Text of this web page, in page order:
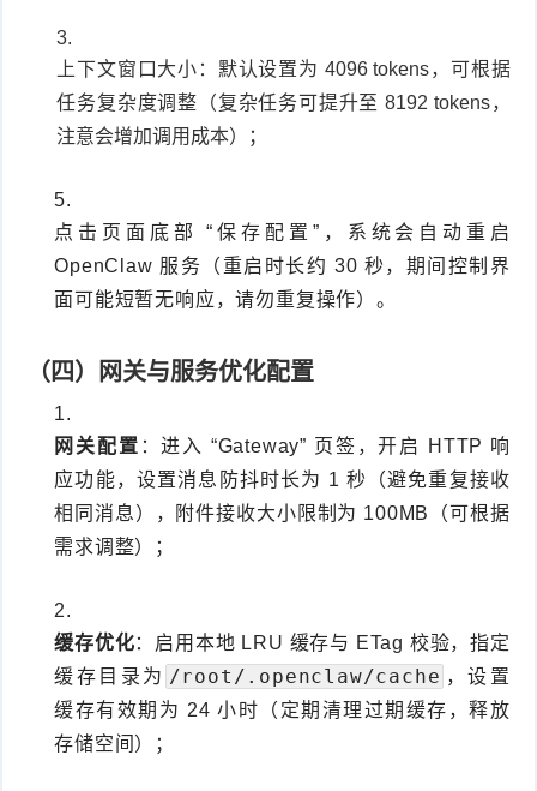
上下文窗口大小：默认设置为 4096 tokens，可根据
任务复杂度调整（复杂任务可提升至 8192 tokens，
注意会增加调用成本）；
点击页面底部 “保存配置”，系统会自动重启
OpenClaw 服务（重启时长约 30 秒，期间控制界
面可能短暂无响应，请勿重复操作）。
（四）网关与服务优化配置
网关配置 ：进入 “Gateway” 页签，开启 HTTP 响
应功能，设置消息防抖时长为 1 秒（避免重复接收
相同消息），附件接收大小限制为 100MB（可根据
需求调整）；
缓存优化：启用本地 LRU 缓存与 ETag 校验，指定
缓存目录为 /root/.openclaw/cache ，设置
缓存有效期为 24 小时（定期清理过期缓存，释放
存储空间）；